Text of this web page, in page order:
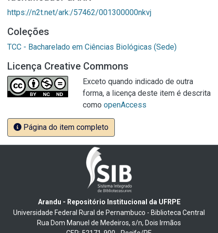
https://n2t.net/ark:/57462/001300000nkvj
Coleções
TCC - Bacharelado em Ciências Biológicas (Sede)
Licença Creative Commons
Exceto quando indicado de outra
forma, a licença deste item é descrita
como openAccess
Página do item completo
Arandu - Repositório Institucional da UFRPE
Universidade Federal Rural de Pernambuco - Biblioteca Central
Rua Dom Manuel de Medeiros, s/n, Dois Irmãos